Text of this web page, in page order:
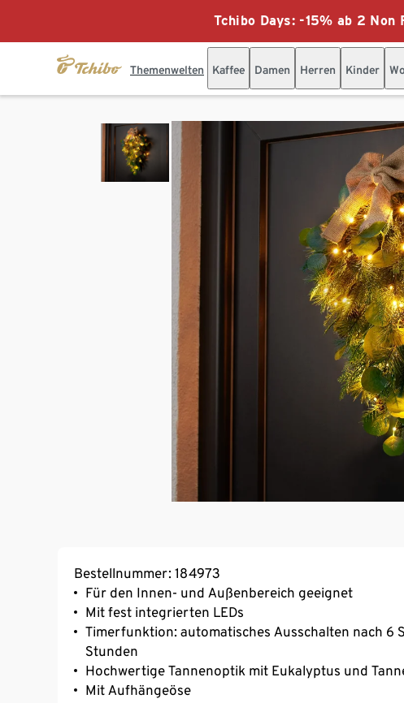
Tchibo Days: -15% ab 2
Themenwelten Kaffee Damen Herren Kinder
Bestellnummer: 184973
Für den Innen- und Außenbereich geeignet
Mit fest integrierten LEDs
Timerfunktion: automatisches Ausschalten nach 6
Stunden
Hochwertige Tannenoptik mit Eukalyptus und
Mit Aufhängeöse